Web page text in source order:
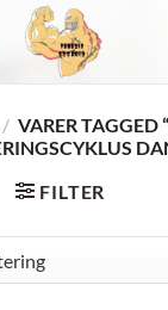
/ VARER TAGGED
FILTER